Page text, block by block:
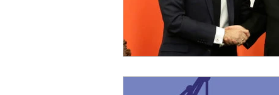
Europa Covid-19